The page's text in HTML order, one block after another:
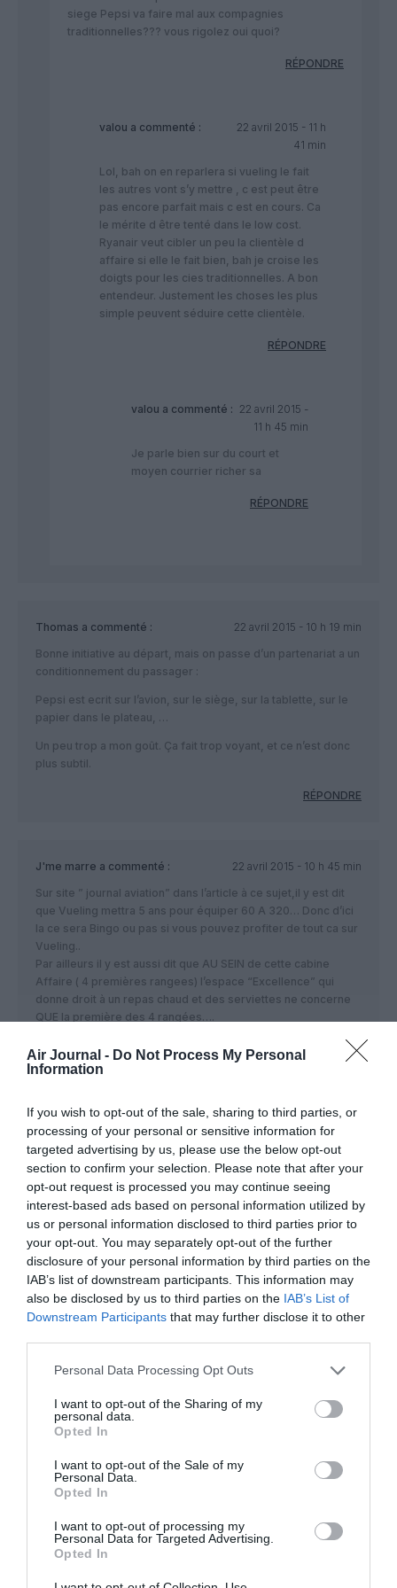
Air Journal - Do Not Process My Personal
Information
If you wish to opt-out of the sale, sharing to third parties, or
processing of your personal or sensitive information for
targeted advertising by us, please use the below opt-out
section to confirm your selection. Please note that after your
opt-out request is processed you may continue seeing
interest-based ads based on personal information utilized by
us or personal information disclosed to third parties prior to
your opt-out. You may separately opt-out of the further
disclosure of your personal information by third parties on the
IAB’s list of downstream participants. This information may
also be disclosed by us to third parties on the IAB’s List of
Downstream Participants that may further disclose it to other
Personal Data Processing Opt Outs
I want to opt-out of the Sharing of my
personal data.
Opted In
I want to opt-out of the Sale of my
Personal Data.
Opted In
I want to opt-out of processing my
Personal Data for Targeted Advertising.
Opted In
siege Pepsi va faire mal aux compagnies
traditionnelles??? vous rigolez oui quoi?
RÉPONDRE
valou a commenté :
22 avril 2015 - 11 h
41 min
Lol, bah on en reparlera si vueling le fait
les autres vont s’y mettre , c est peut être
pas encore parfait mais c est en cours. Ca
le mérite d être tenté dans le low cost.
Ryanair veut cibler un peu la clientèle d
affaire si elle le fait bien, bah je croise les
doigts pour les cies traditionnelles. A bon
entendeur. Justement les choses les plus
simple peuvent séduire cette clientèle.
RÉPONDRE
valou a commenté : 22 avril 2015 -
11 h 45 min
Je parle bien sur du court et
moyen courrier richer sa
RÉPONDRE
Thomas a commenté :
22 avril 2015 - 10 h 19 min
Bonne initiative au départ, mais on passe d’un partenariat a un
conditionnement du passager :
Pepsi est ecrit sur l’avion, sur le siège, sur la tablette, sur le
papier dans le plateau, …
Un peu trop a mon goût. Ça fait trop voyant, et ce n’est donc
plus subtil.
RÉPONDRE
J'me marre a commenté :
22 avril 2015 - 10 h 45 min
Sur site ” journal aviation” dans l’article à ce sujet,il y est dit
que Vueling mettra 5 ans pour équiper 60 A 320… Donc d’ici
la ce sera Bingo ou pas si vous pouvez profiter de tout ca sur
Vueling..
Par ailleurs il y est aussi dit que AU SEIN de cette cabine
Affaire ( 4 premières rangees) l’espace “Excellence” qui
donne droit à un repas chaud et des serviettes ne concerne
QUE la première des 4 rangées….
bebera commenté :
22 avril 2015 - 11 h 18
min
Ils vont sans doute positionner chaque avion sur des
lignes en particulier pour éviter justement que ça
soit la loterie pour le passager.
Pour le reste effectivement que ça ne concerne que
quelques sièges mais VUELING est à la base une
low-cost dont seulement quelques passagers
affaires sont susceptibles d’être intéressé même si
c’est payant
:
58 min
Oui,c’est sûrement ce qu’il vont faire,vous
quel vol sur une meme destination,mais
selon les destinations…
leurs flottes ont besoin de temps pour
ca,et sont bien obligées de remettre en
mesure de leurs sorties des